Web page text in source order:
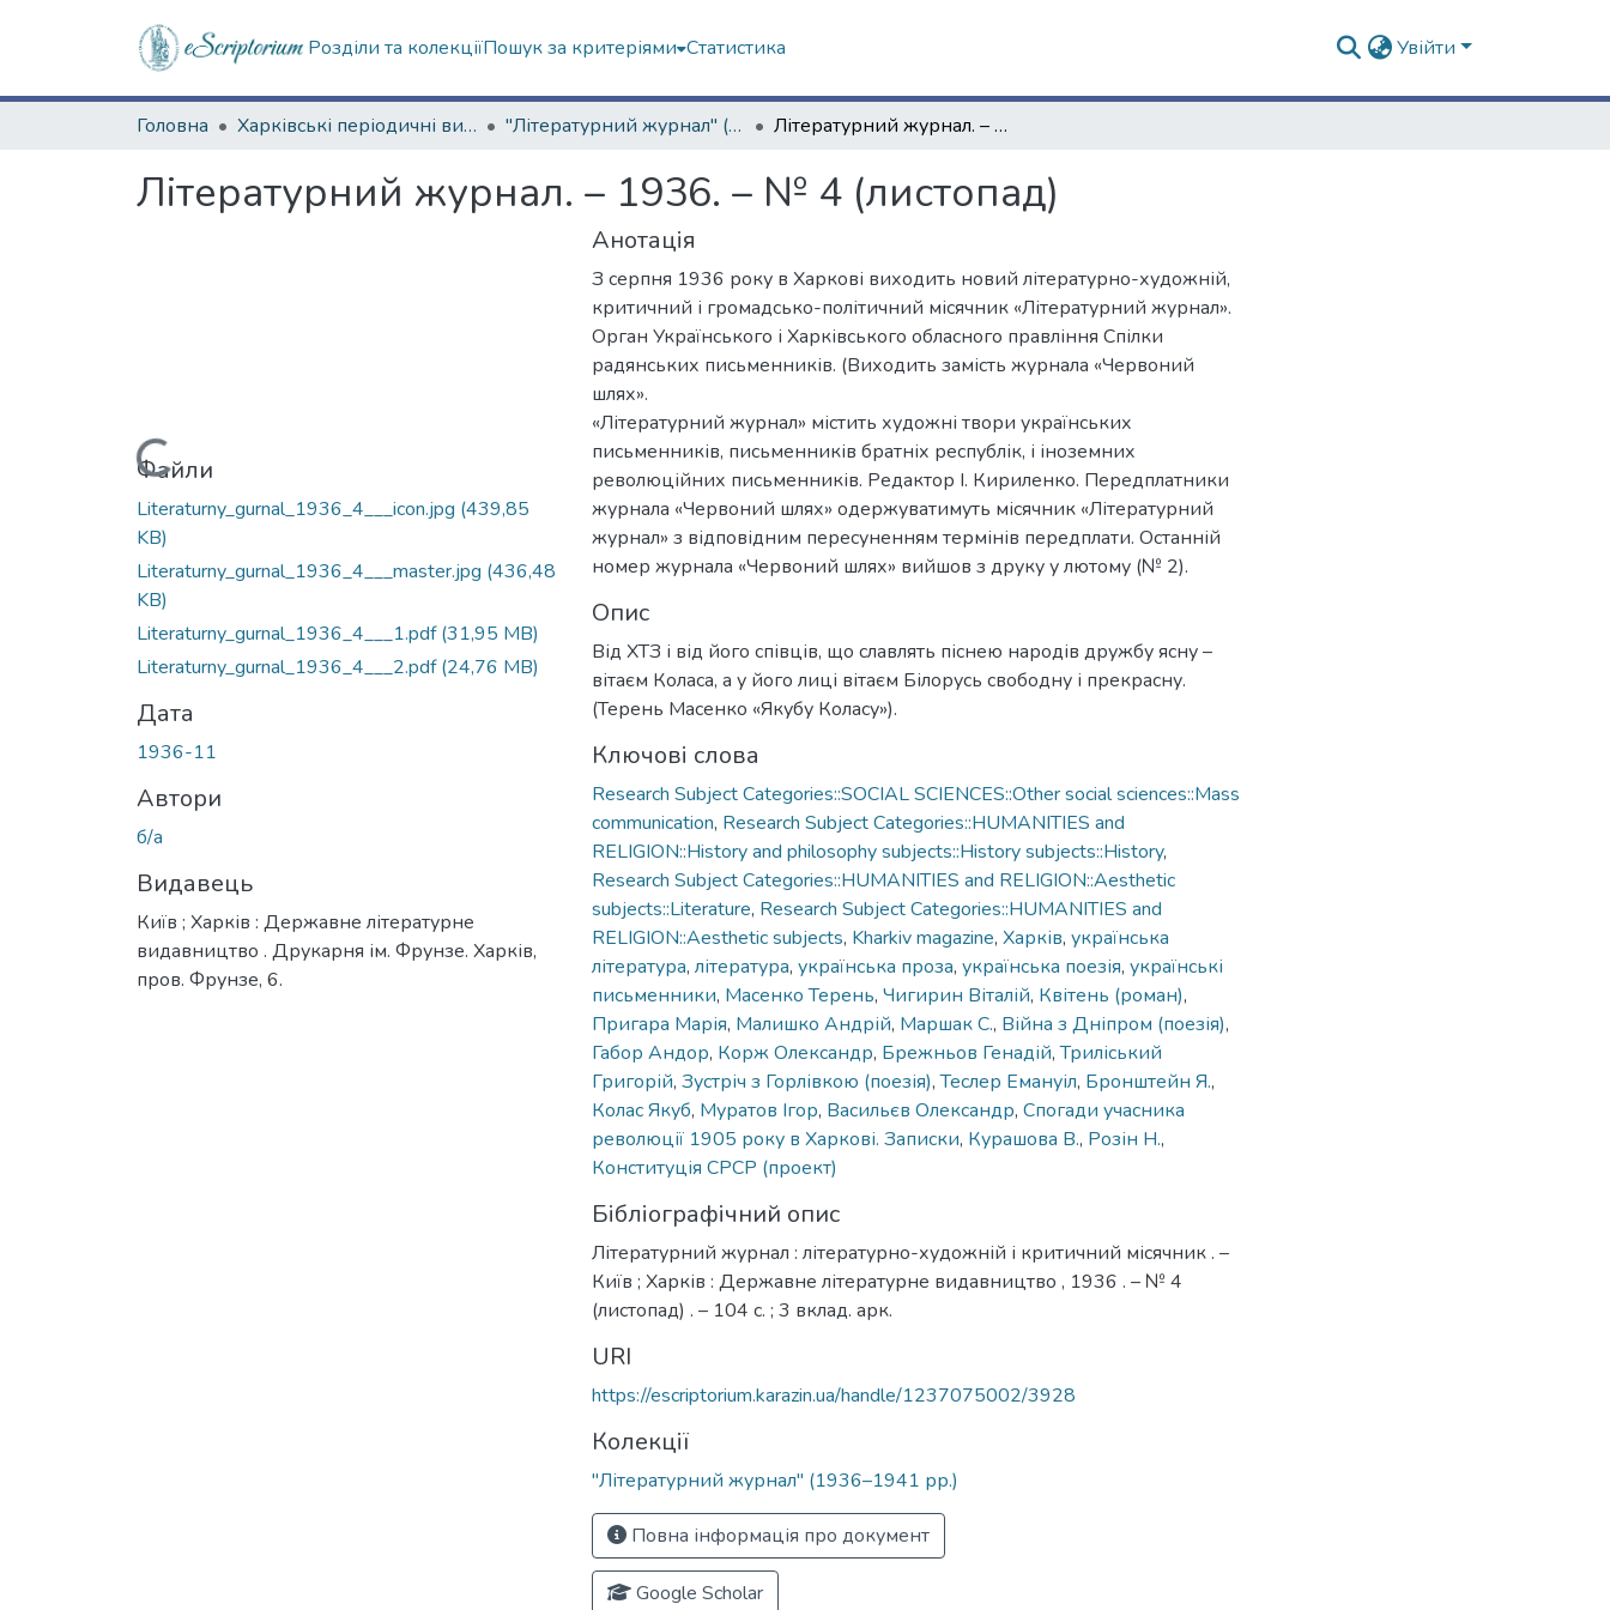
Розділи та колекціїПошук за критеріями Статистика Увійти
Головна Харківські періодичні видання "Літературний журнал" (1936–1941 рр.) Літературний журнал. – 1936. – № 4 (листопад)
Літературний журнал. – 1936. – № 4 (листопад)
Вантажиться...
Файли
Literaturny_gurnal_1936_4___icon.jpg (439,85
KB)
Literaturny_gurnal_1936_4___master.jpg (436,48
KB)
Literaturny_gurnal_1936_4___1.pdf(31,95 MB)
Literaturny_gurnal_1936_4___2.pdf(24,76 MB)
Дата
1936-11
Автори
б/а
Видавець
Київ ; Харків : Державне літературне
видавництво . Друкарня ім. Фрунзе. Харків,
пров. Фрунзе, 6.
Анотація
З серпня 1936 року в Харкові виходить новий літературно-художній,
критичний і громадсько-політичний місячник «Літературний журнал».
Орган Українського і Харківського обласного правління Спілки
радянських письменників. (Виходить замість журнала «Червоний
шлях».
«Літературний журнал» містить художні твори українських
письменників, письменників братніх республік, і іноземних
революційних письменників. Редактор І. Кириленко. Передплатники
журнала «Червоний шлях» одержуватимуть місячник «Літературний
журнал» з відповідним пересуненням термінів передплати. Останній
номер журнала «Червоний шлях» вийшов з друку у лютому (№ 2).
Опис
Від ХТЗ і від його співців, що славлять піснею народів дружбу ясну –
вітаєм Коласа, а у його лиці вітаєм Білорусь свободну і прекрасну.
(Терень Масенко «Якубу Коласу»).
Ключові слова
Research Subject Categories::SOCIAL SCIENCES::Other social sciences::Mass
communication, Research Subject Categories::HUMANITIES and
RELIGION::History and philosophy subjects::History subjects::History,
Research Subject Categories::HUMANITIES and RELIGION::Aesthetic
subjects::Literature, Research Subject Categories::HUMANITIES and
RELIGION::Aesthetic subjects, Kharkiv magazine, Харків, українська
література, література, українська проза, українська поезія, українські
письменники, Масенко Терень, Чигирин Віталій, Квітень (роман),
Пригара Марія, Малишко Андрій, Маршак С., Війна з Дніпром (поезія),
Габор Андор, Корж Олександр, Брежньов Генадій,Триліський
Григорій, Зустріч з Горлівкою (поезія),Теслер Емануіл, Бронштейн Я.,
Колас Якуб, Муратов Ігор, Васильєв Олександр, Спогади учасника
революції 1905 року в Харкові. Записки, Курашова В., Розін Н.,
Конституція СРСР (проект)
Бібліографічний опис
Літературний журнал : літературно-художній і критичний місячник . –
Київ ; Харків : Державне літературне видавництво , 1936 . – № 4
(листопад) . – 104 с. ; 3 вклад. арк.
URI
https://escriptorium.karazin.ua/handle/1237075002/3928
Колекції
"Літературний журнал" (1936–1941 рр.)
Повна інформація про документ
Google Scholar